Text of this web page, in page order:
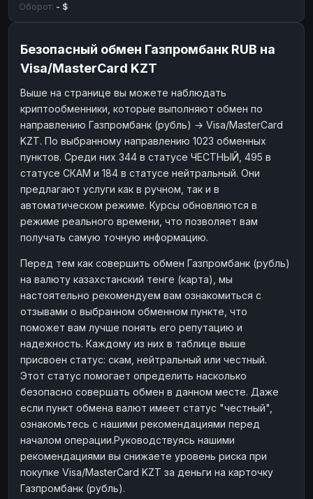
Оборот: - $
Безопасный обмен Газпромбанк RUB на
Visa/MasterCard KZT
Выше на странице вы можете наблюдать
криптообменники, которые выполняют обмен по
направлению Газпромбанк (рубль) → Visa/MasterCard
KZT. По выбранному направлению 1023 обменных
пунктов. Среди них 344 в статусе ЧЕСТНЫЙ, 495 в
статусе СКАМ и 184 в статусе нейтральный. Они
предлагают услуги как в ручном, так и в
автоматическом режиме. Курсы обновляются в
режиме реального времени, что позволяет вам
получать самую точную информацию.
Перед тем как совершить обмен Газпромбанк (рубль)
на валюту казахстанский тенге (карта), мы
настоятельно рекомендуем вам ознакомиться с
отзывами о выбранном обменном пункте, что
поможет вам лучше понять его репутацию и
надежность. Каждому из них в таблице выше
присвоен статус: скам, нейтральный или честный.
Этот статус помогает определить насколько
безопасно совершать обмен в данном месте. Даже
если пункт обмена валют имеет статус "честный",
ознакомьтесь с нашими рекомендациями перед
началом операции.Руководствуясь нашими
рекомендациями вы снижаете уровень риска при
покупке Visa/MasterCard KZT за деньги на карточку
Газпромбанк (рубль).